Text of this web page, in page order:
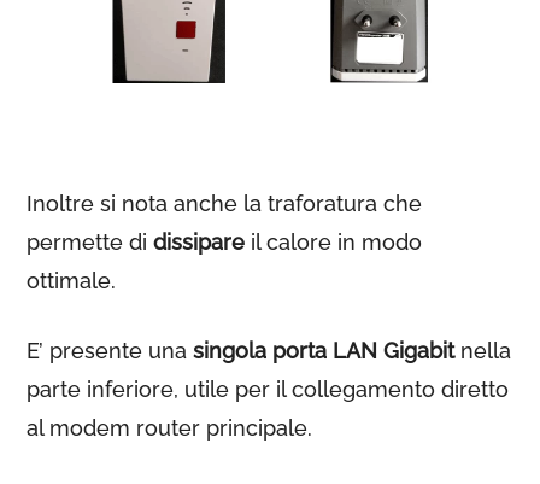
Inoltre si nota anche la traforatura che
permette didissipare il calore in modo
ottimale.
E’ presente unasingola porta LAN Gigabitnella
parte inferiore, utile per il collegamento diretto
al modem router principale.